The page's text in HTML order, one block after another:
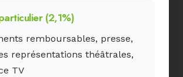
(2,1%)
remboursables, presse,
représentations théâtrales,
TV